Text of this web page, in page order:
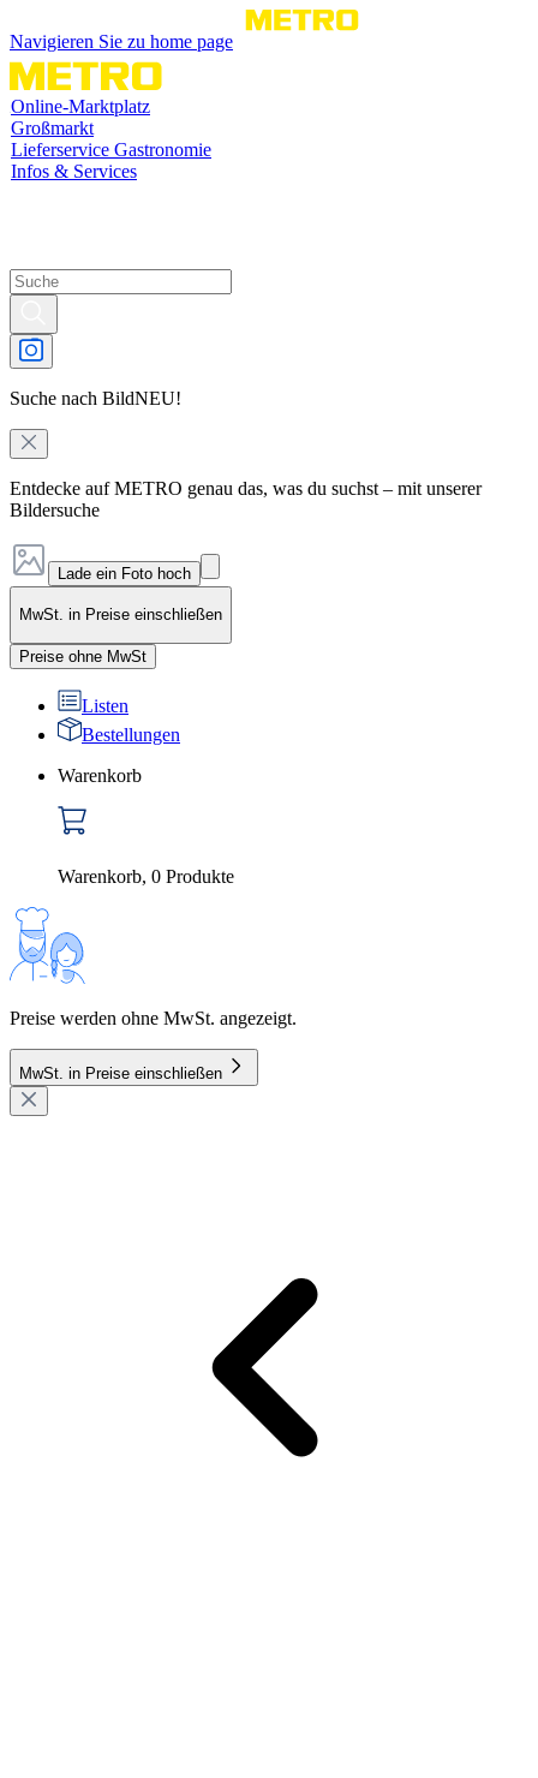
Navigieren Sie zu home page
Online-Marktplatz
Großmarkt
Lieferservice Gastronomie
Infos & Services
Suche nach BildNEU!
Entdecke auf METRO genau das, was du suchst – mit unserer
Bildersuche
Lade ein Foto hoch
MwSt. in Preise einschließen
Preise ohne MwSt
Listen
Bestellungen
Warenkorb
Warenkorb, 0 Produkte
Preise werden ohne MwSt. angezeigt.
MwSt. in Preise einschließen